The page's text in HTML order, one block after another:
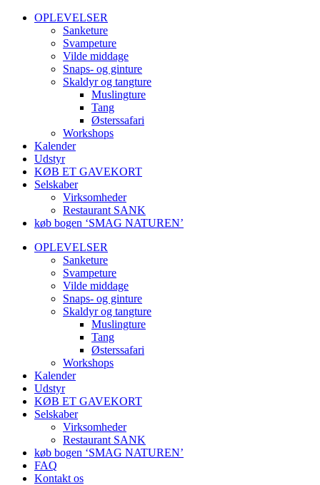
OPLEVELSER
Sanketure
Svampeture
Vilde middage
Snaps- og ginture
Skaldyr og tangture
Muslingture
Tang
Østerssafari
Workshops
Kalender
Udstyr
KØB ET GAVEKORT
Selskaber
Virksomheder
Restaurant SANK
køb bogen ‘SMAG NATUREN’
OPLEVELSER
Sanketure
Svampeture
Vilde middage
Snaps- og ginture
Skaldyr og tangture
Muslingture
Tang
Østerssafari
Workshops
Kalender
Udstyr
KØB ET GAVEKORT
Selskaber
Virksomheder
Restaurant SANK
køb bogen ‘SMAG NATUREN’
FAQ
Kontakt os